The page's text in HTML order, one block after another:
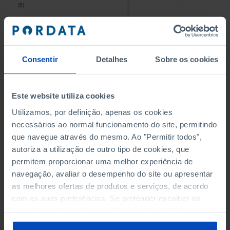
Consentir Detalhes Sobre os cookies
Este website utiliza cookies
Utilizamos, por definição, apenas os cookies
necessários ao normal funcionamento do site, permitindo
que navegue através do mesmo. Ao "Permitir todos",
autoriza a utilização de outro tipo de cookies, que
permitem proporcionar uma melhor experiência de
navegação, avaliar o desempenho do site ou apresentar
as melhores ofertas de produtos e serviços, de acordo
com as suas preferências. Se pretender escolher os
sobre cookies através da gestão de preferências ou da
(5)
(5)
PESSOAL AO SERVIÇO NAS
PESSOAL AO SERVIÇO NAS
DO MUNICÍPIO (%)
Empresas não financeiras
DO MUNICÍPIO (%)
Empresas não financeiras
VOLUME DE NEGÓCIOS DAS
QUATRO MAIORES EMPRESAS
DO MUNICÍPIO (%)
VOLUME DE NEGÓCIOS DAS
QUATRO MAIORES EMPRESAS
DO MUNICÍPIO (%)
-
BANCOS, CAIXAS ECONÓMICAS
BANCOS, CAIXAS ECONÓMICAS
CAIXAS DE CRÉDITO AGRÍCOLA
CAIXAS DE CRÉDITO AGRÍCOLA